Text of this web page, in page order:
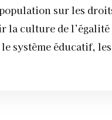
sur les
la culture de l’égalité
système éducatif,